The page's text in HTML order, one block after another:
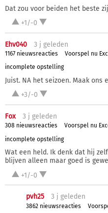
Dat zou voor beiden het beste
+1/-0
Ehv040 3 j geleden
1167 nieuwsreacties
Voorspel nu
incomplete opstelling
Juist. NA het seizoen. Maak ons
+3/-0
Fox 3 j geleden
308 nieuwsreacties
Voorspel nu
incomplete opstelling
Wat een held. Ik denk dat hij
blijven alleen maar goed is
+1/-0
pvh25 3 j geleden
3862 nieuwsreacties